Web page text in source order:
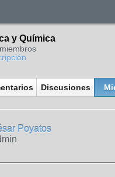
y Química
Discusiones
Poyatos